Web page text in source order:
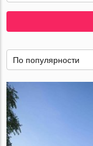
По популярности